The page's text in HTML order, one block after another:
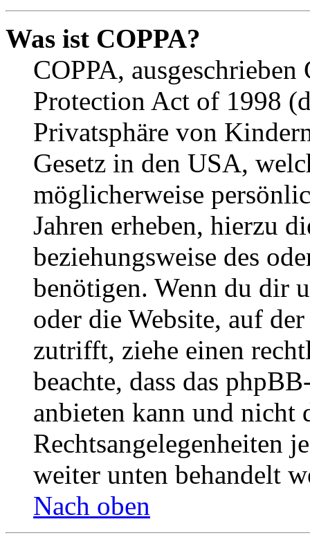
Was ist COPPA?
COPPA,
Protection Act of 1998
Privatsphäre von
Gesetz in den USA,
möglicherweise
Jahren erheben, hierzu
beziehungsweise des
benötigen. Wenn du dir
oder die Website, auf
zutrifft, ziehe einen
beachte, dass das
anbieten kann und nicht
Rechtsangelegenheiten
weiter unten behandelt
Nach oben